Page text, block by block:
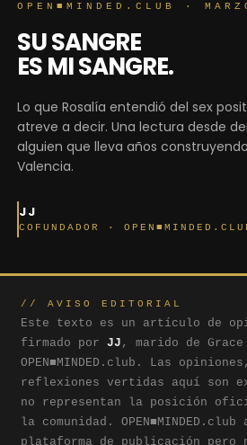
OPEN■MINDED.CLUB ·
SU SANGRE
ES MI SANGRE.
Lo que Rosalía entendió del sex
atreve a decir. Una lectura desde
alguien que lleva años
Valencia.
JJ
COFUNDADOR ·
// AVISO EDITORIAL
Este texto es un artículo de
firmado por JJ , marido de
OPEN■MINDED.club. Las
reflexiones vertidas aquí son
no representan la posición
la comunidad. OPEN■MINDED.club
plataforma de publicación pero